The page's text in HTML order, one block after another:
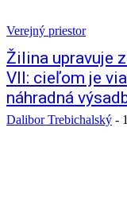
Verejný priestor
Žilina upravuje
VII: cieľom je
náhradná
Dalibor Trebichalský -